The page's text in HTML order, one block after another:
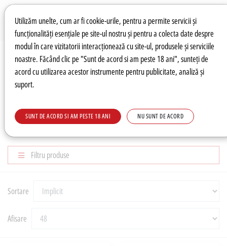
Preferințe pentru cookie-uri
Utilizăm unelte, cum ar fi cookie-urile, pentru a permite servicii și
funcționalități esențiale pe site-ul nostru și pentru a colecta date despre
modul în care vizitatorii interacționează cu site-ul, produsele și serviciile
noastre. Făcând clic pe "Sunt de acord si am peste 18 ani", sunteți de
acord cu utilizarea acestor instrumente pentru publicitate, analiză și
suport.
SUNT DE ACORD SI AM PESTE 18 ANI NU SUNT DE ACORD
Wishlist Autentificare
PRODUSUL ZILEI
Filtru produse
Sortare
Afisare